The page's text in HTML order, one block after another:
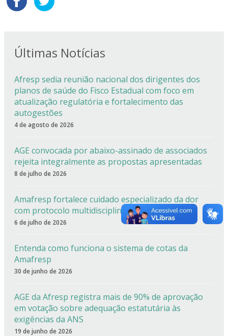
Últimas Notícias
Afresp sedia reunião nacional dos dirigentes dos
planos de saúde do Fisco Estadual com foco em
atualização regulatória e fortalecimento das
autogestões
4 de agosto de 2026
AGE convocada por abaixo-assinado de associados
rejeita integralmente as propostas apresentadas
8 de julho de 2026
Amafresp fortalece cuidado especializado da dor
com protocolo multidisciplinar da AACD
6 de julho de 2026
Entenda como funciona o sistema de cotas da
Amafresp
30 de junho de 2026
AGE da Afresp registra mais de 90% de aprovação
em votação sobre adequação estatutária às
exigências da ANS
19 de junho de 2026